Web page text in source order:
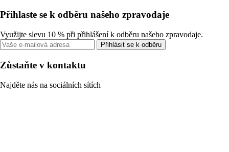
Přihlaste se k odběru našeho zpravodaje
Využijte slevu 10 % při přihlášení k odběru našeho zpravodaje.
Přihlásit se k odběru
Zůstaňte v kontaktu
Najděte nás na sociálních sítích